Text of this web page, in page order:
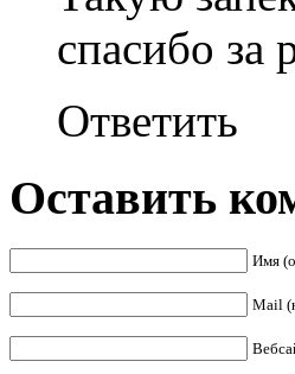
спасибо за
Ответить
Оставить
Имя
Mail